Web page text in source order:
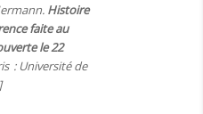
Histoire
faite au
le 22
: Université de